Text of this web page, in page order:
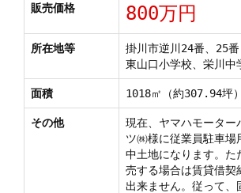
販売価格 800万円
所在地等
掛川市逆川24番、25番
東山口小学校、栄川中
面積 1018㎡（約307.94坪）
その他
現在、ヤマハモーター
ツ㈱様に従業員駐車場
中土地になります。た
売する場合は賃貸借契
出来ません。従って、